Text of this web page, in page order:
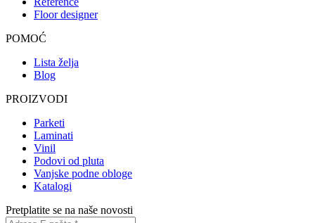
Floor designer
POMOĆ
Lista želja
Blog
PROIZVODI
Parketi
Laminati
Vinil
Podovi od pluta
Vanjske podne obloge
Katalogi
Pretplatite se na naše novosti